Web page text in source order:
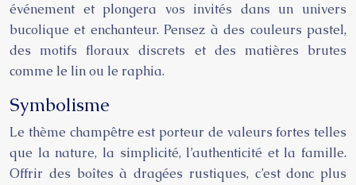
événement et plongera vos invités dans un univers
bucolique et enchanteur. Pensez à des couleurs pastel,
des motifs floraux discrets et des matières brutes
comme le lin ou le raphia.
Symbolisme
Le thème champêtre est porteur de valeurs fortes telles
que la nature, la simplicité, l’authenticité et la famille.
Offrir des boîtes à dragées rustiques, c’est donc plus